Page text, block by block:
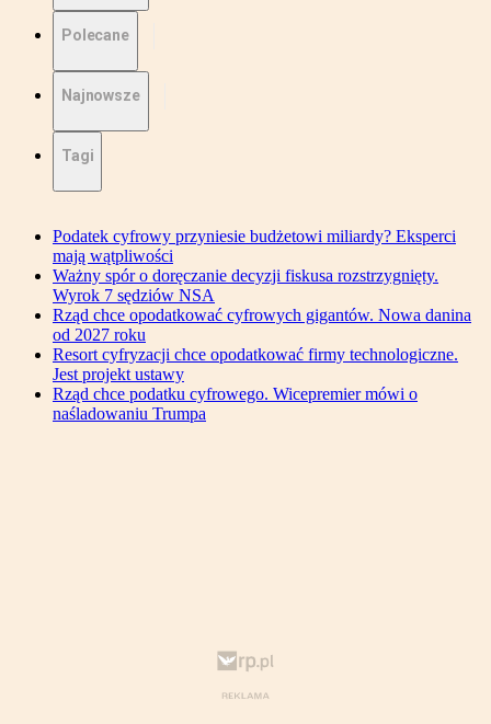
Polecane
Najnowsze
Tagi
Podatek cyfrowy przyniesie budżetowi miliardy? Eksperci
mają wątpliwości
Ważny spór o doręczanie decyzji fiskusa rozstrzygnięty.
Wyrok 7 sędziów NSA
Rząd chce opodatkować cyfrowych gigantów. Nowa danina
od 2027 roku
Resort cyfryzacji chce opodatkować firmy technologiczne.
Jest projekt ustawy
Rząd chce podatku cyfrowego. Wicepremier mówi o
naśladowaniu Trumpa